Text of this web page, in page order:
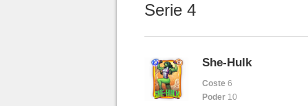
Serie 4
She-Hulk
Coste 6
Poder 10